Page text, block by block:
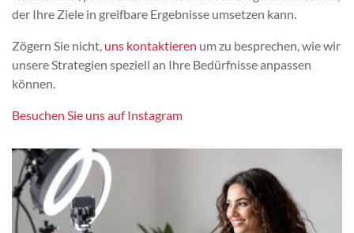
der Ihre Ziele in greifbare Ergebnisse umsetzen kann.
Zögern Sie nicht, uns kontaktieren um zu besprechen, wie wir
unsere Strategien speziell an Ihre Bedürfnisse anpassen
können.
Besuchen Sie uns auf Instagram